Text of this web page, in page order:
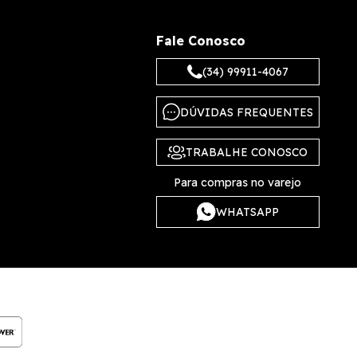
Fale Conosco
(34) 99911-4067
DÚVIDAS FREQUENTES
TRABALHE CONOSCO
Para compras no varejo
WHATSAPP